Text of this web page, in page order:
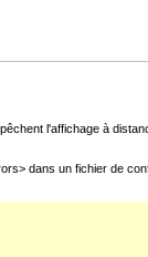
l'affichage à
dans un fichier de